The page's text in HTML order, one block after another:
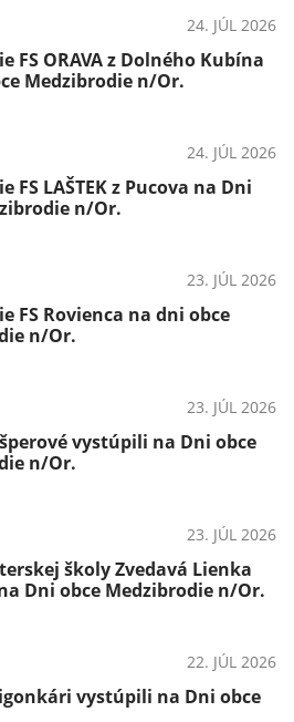
24. JÚL 2026
FS ORAVA z Dolného Kubína
Medzibrodie n/Or.
24. JÚL 2026
FS LAŠTEK z Pucova na Dni
n/Or.
23. JÚL 2026
FS Rovienca na dni obce
n/Or.
23. JÚL 2026
vystúpili na Dni obce
n/Or.
23. JÚL 2026
školy Zvedavá Lienka
Dni obce Medzibrodie n/Or.
22. JÚL 2026
vystúpili na Dni obce